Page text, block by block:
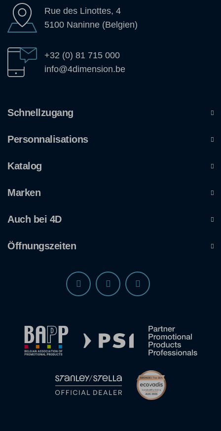
Rue des Linottes, 4
5100 Naninne (Belgien)
+32 (0) 81 715 000
info@4dimension.be
Schnellzugang
Personnalisations
Katalog
Marken
Auch bei 4D
Öffnungszeiten